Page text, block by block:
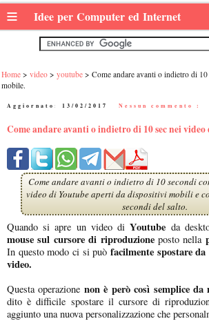
≡ Idee per Computer ed Internet
Home video youtube
Come andare avanti o indietro di
mobile.
Aggiornato: 13/02/2017 Nessun commento :
Come andare avanti o indietro di 10 sec nei
Come andare avanti o indietro di 10 secondi
video di Youtube aperti da dispositivi mobili e
secondi del salto.
Quando si apre un video di Youtube da
mouse sul cursore di riproduzioneposto nella
In questo modo ci si può facilmente spostare
video.
Questa operazione non è però così semplice da
dito è difficile spostare il cursore di
aggiunto una nuova personalizzazione che